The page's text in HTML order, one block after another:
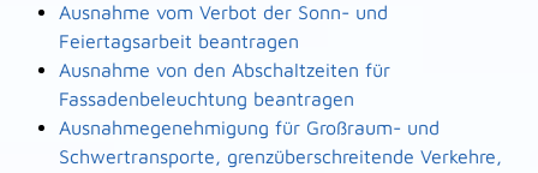
Ausnahme vom Verbot der Sonn- und
Feiertagsarbeit beantragen
Ausnahme von den Abschaltzeiten für
Fassadenbeleuchtung beantragen
Ausnahmegenehmigung für Großraum- und
Schwertransporte, grenzüberschreitende Verkehre,